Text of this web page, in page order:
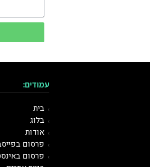
עמודים:
בית
בלוג
אודות
פרסום
פרסום